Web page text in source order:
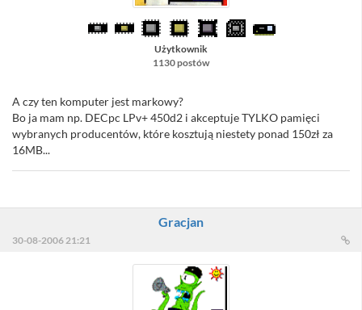
Użytkownik
1130 postów
A czy ten komputer jest markowy?
Bo ja mam np. DECpc LPv+ 450d2 i akceptuje TYLKO pamięci
wybranych producentów, które kosztują niestety ponad 150zł za
16MB...
Gracjan
30-08-2006 21:21